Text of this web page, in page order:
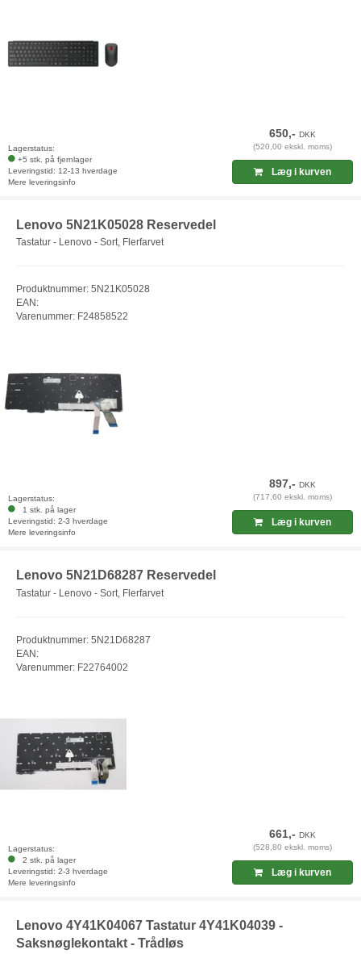
Lagerstatus:
+5 stk. på fjernlager
Leveringstid: 12-13 hverdage
Mere leveringsinfo
650,-DKK
(520,00 ekskl. moms)
Læg i kurven
Lenovo 5N21K05028 Reservedel
Tastatur - Lenovo - Sort, Flerfarvet
Produktnummer: 5N21K05028
EAN:
Varenummer: F24858522
Lagerstatus:
1 stk. på lager
Leveringstid: 2-3 hverdage
Mere leveringsinfo
897,-DKK
(717,60 ekskl. moms)
Læg i kurven
Lenovo 5N21D68287 Reservedel
Tastatur - Lenovo - Sort, Flerfarvet
Produktnummer: 5N21D68287
EAN:
Varenummer: F22764002
Lagerstatus:
2 stk. på lager
Leveringstid: 2-3 hverdage
Mere leveringsinfo
661,-DKK
(528,80 ekskl. moms)
Læg i kurven
Lenovo 4Y41K04067 Tastatur 4Y41K04039 -
Saksnøglekontakt - Trådløs